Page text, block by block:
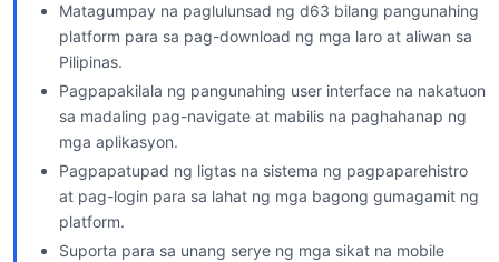
Matagumpay na paglulunsad ng d63 bilang pangunahing
platform para sa pag-download ng mga laro at aliwan sa
Pilipinas.
Pagpapakilala ng pangunahing user interface na nakatuon
sa madaling pag-navigate at mabilis na paghahanap ng
mga aplikasyon.
Pagpapatupad ng ligtas na sistema ng pagpaparehistro
at pag-login para sa lahat ng mga bagong gumagamit ng
platform.
Suporta para sa unang serye ng mga sikat na mobile